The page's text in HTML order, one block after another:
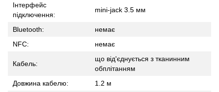
Інтерфейс
підключення:
mini-jack 3.5 мм
Bluetooth:
немає
NFC:
немає
Кабель:
що від'єднується з тканинним
обплітанням
Довжина кабелю:
1.2 м